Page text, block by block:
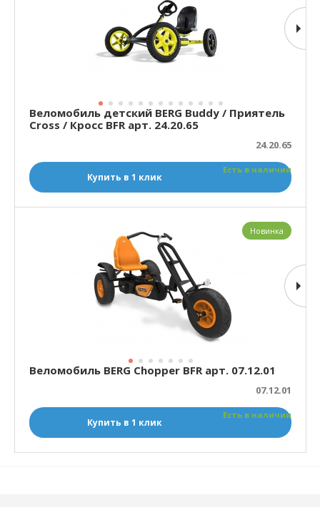
Веломобиль детский BERG Buddy / Приятель
Cross / Кросс BFR арт. 24.20.65
24.20.65
Есть в наличии
Купить в 1 клик
Веломобиль BERG Chopper BFR арт. 07.12.01
07.12.01
Есть в наличии
Купить в 1 клик
Новинка